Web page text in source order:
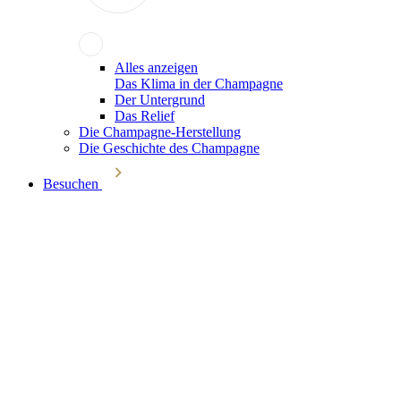
Alles anzeigen
Das Klima in der Champagne
Der Untergrund
Das Relief
Die Champagne-Herstellung
Die Geschichte des Champagne
Besuchen